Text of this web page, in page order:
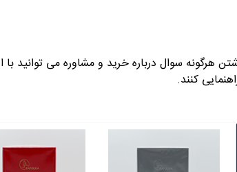
سوال درباره خرید و مشاوره می توانید با این شماره
کنند.